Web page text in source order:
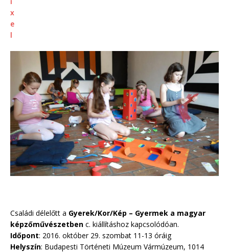
Családi délelőtt a Gyerek/Kor/Kép – Gyermek a magyar
képzőművészetben c. kiállításhoz kapcsolódóan.
Időpont: 2016. október 29. szombat 11-13 óráig
Helyszín: Budapesti Történeti Múzeum Vármúzeum, 1014